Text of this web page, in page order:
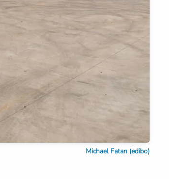
Michael Fatan (edibo)